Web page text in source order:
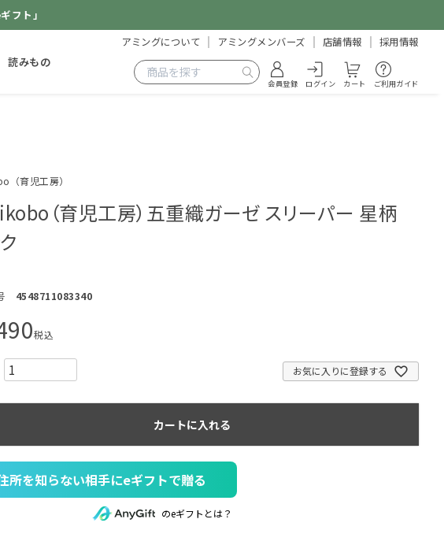
フト」
読みもの
アミングについて アミングメンバーズ 店舗情報 採用情報
会員登録 ログイン カート ご利用ガイド
（育児工房）
（育児工房）五重織ガーゼ スリーパー 星柄
4548711083340
税込
お気に入りに登録する
カートに入れる
所を知らない相手にeギフトで贈る
のeギフトとは？